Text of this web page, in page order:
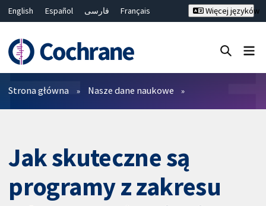
English Español فارسی
Français
Bahasa Malaysia
ไทย
繁體中文
简体中文
Więcej języków
Filtry
Strona główna Nasze dane naukowe
Jak skuteczne są
programy z zakresu